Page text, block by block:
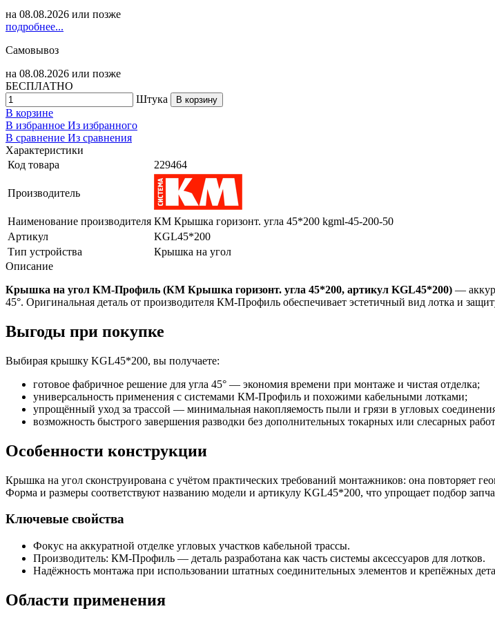
на 08.08.2026 или позже
подробнее...
Самовывоз
на 08.08.2026 или позже
БЕСПЛАТНО
Штука
В корзину
В корзине
В избранное Из избранного
В сравнение Из сравнения
Характеристики
Код товара
229464
Производитель
Наименование производителя КМ Крышка горизонт. угла 45*200 kgml-45-200-50
Артикул
KGL45*200
Тип устройства
Крышка на угол
Описание
Крышка на угол КМ-Профиль (КМ Крышка горизонт. угла 45*200, артикул KGL45*200) —
45°. Оригинальная деталь от производителя КМ-Профиль обеспечивает эстетичный вид лотка и
Выгоды при покупке
Выбирая крышку KGL45*200, вы получаете:
готовое фабричное решение для угла 45° — экономия времени при монтаже и чистая отделка;
универсальность применения с системами КМ-Профиль и похожими кабельными лотками;
упрощённый уход за трассой — минимальная накопляемость пыли и грязи в угловых
возможность быстрого завершения разводки без дополнительных токарных или слесарных
Особенности конструкции
Крышка на угол сконструирована с учётом практических требований монтажников: она повторяет
Форма и размеры соответствуют названию модели и артикулу KGL45*200, что упрощает подбор
Ключевые свойства
Фокус на аккуратной отделке угловых участков кабельной трассы.
Производитель: КМ-Профиль — деталь разработана как часть системы аксессуаров для лотков.
Надёжность монтажа при использовании штатных соединительных элементов и крепёжных
Области применения